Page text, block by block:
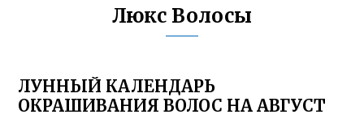
Люкс Волосы
ЛУННЫЙ КАЛЕНДАРЬ
ОКРАШИВАНИЯ ВОЛОС НА АВГУСТ